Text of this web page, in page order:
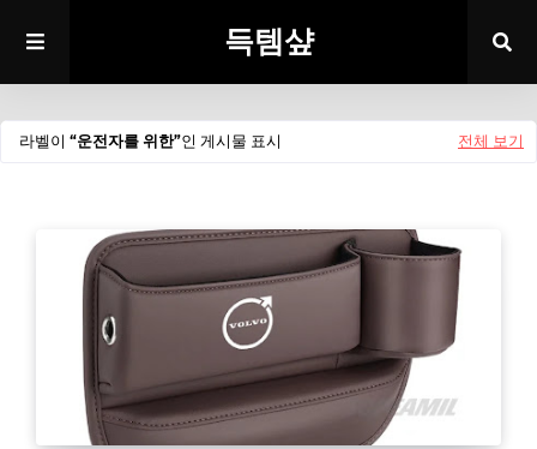
득템샾
라벨이 운전자를 위한 인 게시물 표시 전체 보기